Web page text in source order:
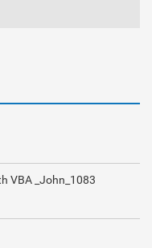
VBA _John_1083